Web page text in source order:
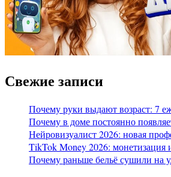
Свежие записи
Почему руки выдают возраст: 7
Почему в доме постоянно
Нейровизуалист 2026: новая
TikTok Money 2026:
Почему раньше бельё сушили на